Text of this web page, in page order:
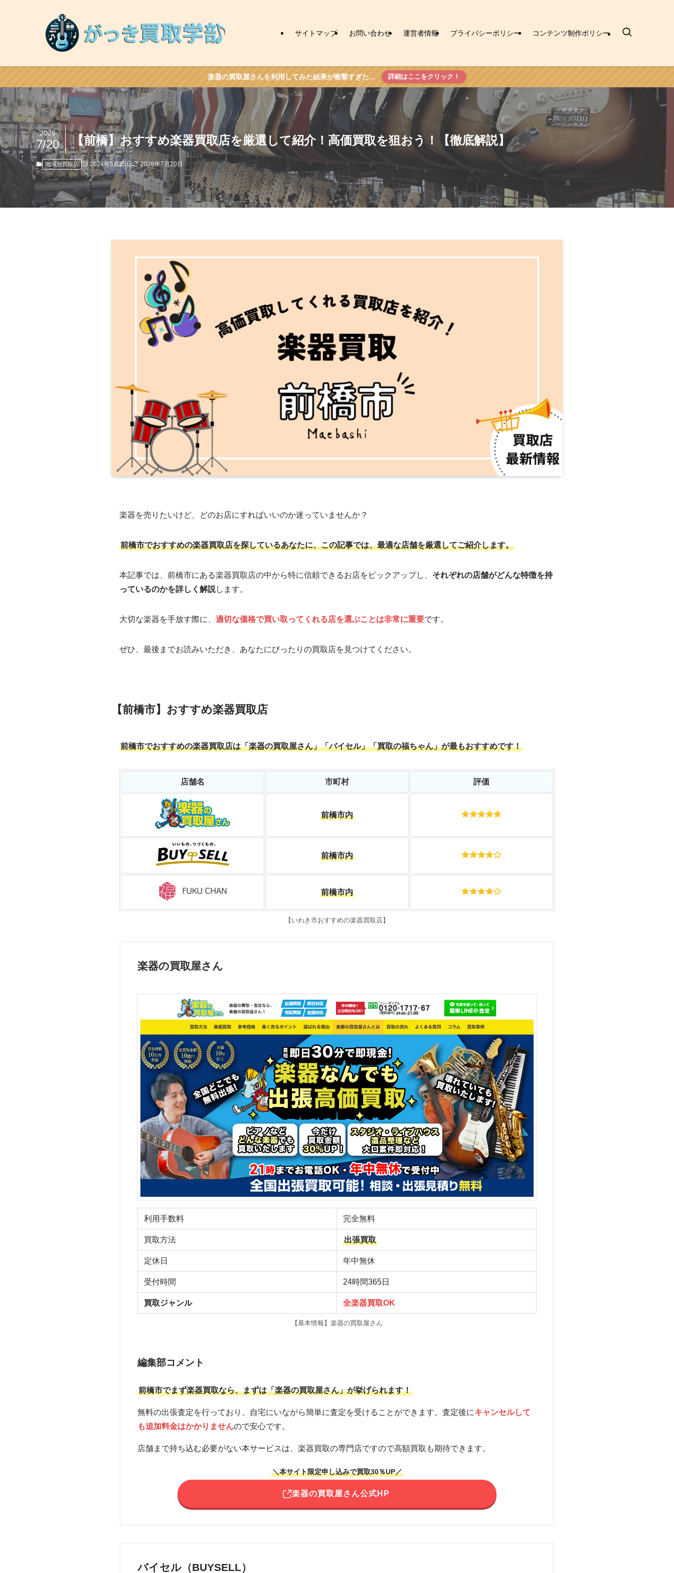
サイトマップ お問い合わせ 運営者情報 プライバシーポリシー コンテンツ制作ポリシー
楽器の買取屋さんを利用してみた結果が衝撃すぎた... 詳細はここをクリック！
【前橋】おすすめ楽器買取店を厳選して紹介！高価買取を狙おう！【徹底解説】
2026
7/20
地域別買取店 2024年5月25日 2026年7月20日
楽器を売りたいけど、どのお店にすればいいのか迷っていませんか？
前橋市でおすすめの楽器買取店を探しているあなたに、この記事では、最適な店舗を厳選してご紹介します。
本記事では、前橋市にある楽器買取店の中から特に信頼できるお店をピックアップし、 それぞれの店舗がどんな特徴を持
っているのかを詳しく解説します。
大切な楽器を手放す際に、 適切な価格で買い取ってくれる店を選ぶことは非常に重要です。
ぜひ、最後までお読みいただき、あなたにぴったりの買取店を見つけてください。
【前橋市】おすすめ楽器買取店
前橋市でおすすめの楽器買取店は「楽器の買取屋さん」「バイセル」「買取の福ちゃん」が最もおすすめです！
店舗名 市町村 評価
前橋市内
前橋市内
前橋市内
【いわき市おすすめの楽器買取店】
楽器の買取屋さん
利用手数料 完全無料
買取方法 出張買取
定休日 年中無休
受付時間 24時間365日
買取ジャンル 全楽器買取OK
【基本情報】楽器の買取屋さん
編集部コメント
前橋市でまず楽器買取なら、まずは「楽器の買取屋さん」が挙げられます！
無料の出張査定を行っており、自宅にいながら簡単に査定を受けることができます。査定後にキャンセルして
も追加料金はかかりませんので安心です。
店舗まで持ち込む必要がない本サービスは、楽器買取の専門店ですので高額買取も期待できます。
＼本サイト限定申し込みで買取30％UP／
楽器の買取屋さん公式HP
バイセル（BUYSELL）